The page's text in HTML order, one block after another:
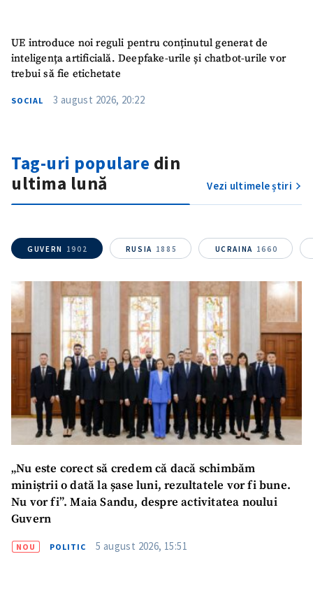
UE introduce noi reguli pentru conținutul generat de
inteligența artificială. Deepfake-urile și chatbot-urile vor
trebui să fie etichetate
SOCIAL 3 august 2026, 20:22
Tag-uri populare din
ultima lună
Vezi ultimele știri
GUVERN 1902 RUSIA 1885 UCRAINA 1660
„Nu este corect să credem că dacă schimbăm
miniștrii o dată la șase luni, rezultatele vor fi bune.
Nu vor fi”. Maia Sandu, despre activitatea noului
Guvern
NOU POLITIC 5 august 2026, 15:51
ȘTIREA MEA
Titlu știre
+ Adaugă titlu
Fotografie
+ Încarcă imagine
+ Link media